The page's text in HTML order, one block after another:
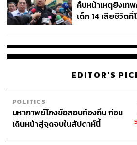
หลัก…ห้ามรักเธอ” ทำให้แคมเปญนี้ถูก
สนใจในวงกว้าง เป็นการสร้าง Brand
เคมีที่ลงตัวของทั้งคู่ยังสร้างปรากฏก
ที่ให้ความสำคัญกับฟังก์ชันการใช้งาน
Designed Functionality) ความยืดหยุ่
และดีไซน์ที่ตอบสนองการใช้ชีวิตจริง
สไตล์สุดคิวท์ของน้ำตาลและฟิล์มภา
ตอกย้ำนิยามความสัมพันธ์ที่เปี่ยมด้วย
น่า’ เกิดความรู้สึกอินและตกหลุมรักซ้ำ
คืบหน้าเหตุยิงเท
เด็ก 14 เสียชีวิต
EDITOR'S
POLITICS
มหากาพย์โกงข้อสอบท้องถิ่น ก่อน
เดินหน้าสู่จุดจบในสัปดาห์นี้